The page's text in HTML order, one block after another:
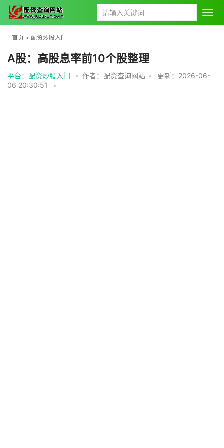
首页 > 配资炒股入门
A股：高股息率前10个股整理
平台：配资炒股入门 • 作者：配资查询网站 •
更新：2026-06-
06 20:30:51
•